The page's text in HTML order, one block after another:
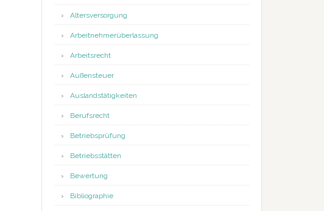
Altersversorgung
Arbeitnehmerüberlassung
Arbeitsrecht
Außensteuer
Auslandstätigkeiten
Berufsrecht
Betriebsprüfung
Betriebsstätten
Bewertung
Bibliographie